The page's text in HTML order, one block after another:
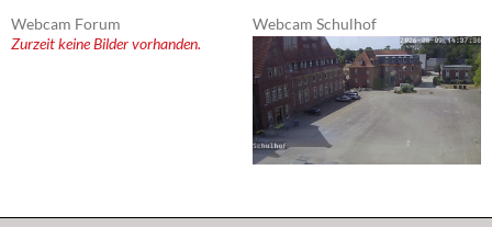
Webcam Forum
Zurzeit keine Bilder vorhanden.
Webcam Schulhof